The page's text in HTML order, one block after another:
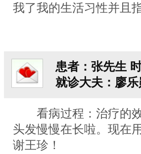
我了我的生活习性并且
患者：张先生
就诊大夫：廖乐
看病过程：治疗的
头发慢慢在长啦。现在
谢王珍！